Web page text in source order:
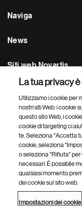
Naviga
News
Siti web Novartis
Footer Site Search
Footer
Bottom
©
Avvertenze
Impostazioni dei cookie
La tua privacy
Utilizziamo i cookie per
nostri siti Web: i cookie
questo sito Web, i
cookie di targeting ci
te. Seleziona "Accetta
cookie, seleziona
o seleziona "Rifiuta"
necessari. È possibile
qualsiasi momento
dei cookie sul sito web.
Impostazioni dei cookie